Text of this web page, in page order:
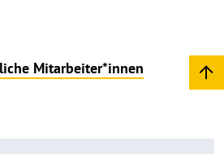
Mitarbeiter*innen